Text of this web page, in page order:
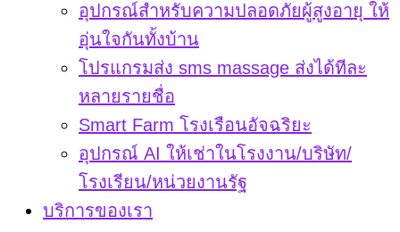
อุปกรณ์สำหรับความปลอดภัยผู้สูงอายุ ให้
อุ่นใจกันทั้งบ้าน
โปรแกรมส่ง sms massage ส่งได้ทีละ
หลายรายชื่อ
Smart Farm โรงเรือนอัจฉริยะ
อุปกรณ์ AI ให้เช่าในโรงงาน/บริษัท/
โรงเรียน/หน่วยงานรัฐ
บริการของเรา